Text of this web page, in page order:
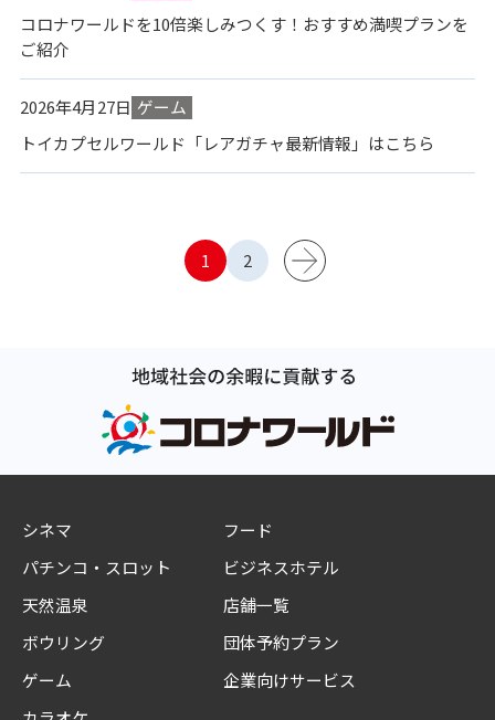
コロナワールドを10倍楽しみつくす！おすすめ満喫プランを
ご紹介
2026年4月27日 ゲーム
トイカプセルワールド「レアガチャ最新情報」はこちら
1 2
シネマ
パチンコ・スロット
天然温泉
ボウリング
ゲーム
フード
ビジネスホテル
店舗一覧
団体予約プラン
企業向けサービス